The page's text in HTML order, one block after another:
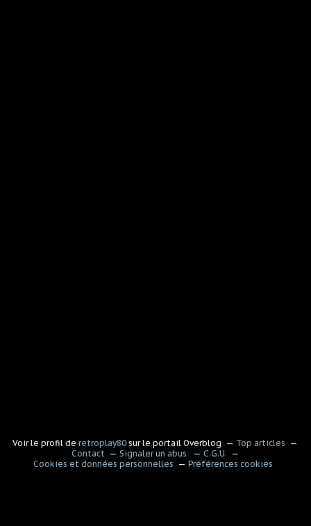
Voir le profil deretroplay80 sur le portail Overblog
Top articles
Contact
Signaler un abus
C.G.U.
Cookies et données personnelles
Préférences cookies